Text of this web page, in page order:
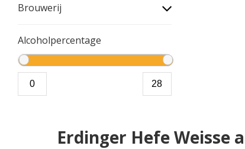
Brouwerij
Alcoholpercentage
Erdinger Hefe Weisse